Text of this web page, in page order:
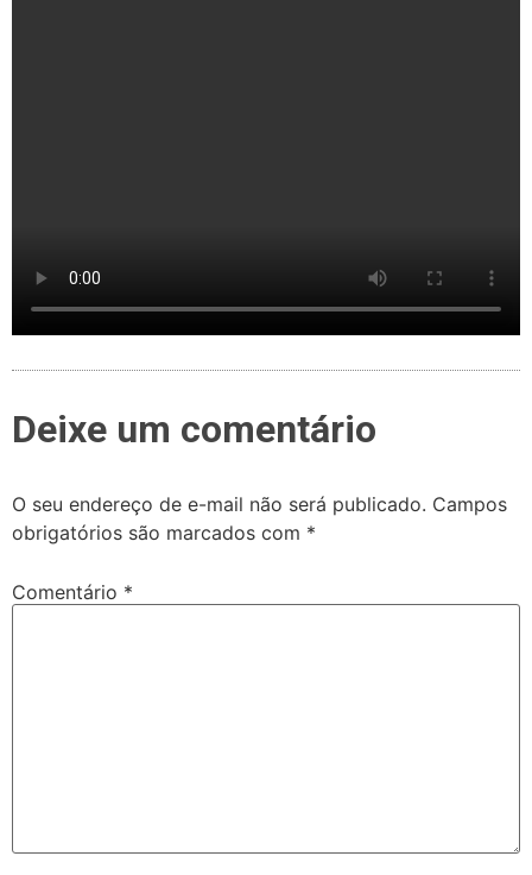
Deixe um comentário
O seu endereço de e-mail não será publicado. Campos
obrigatórios são marcados com *
Comentário *